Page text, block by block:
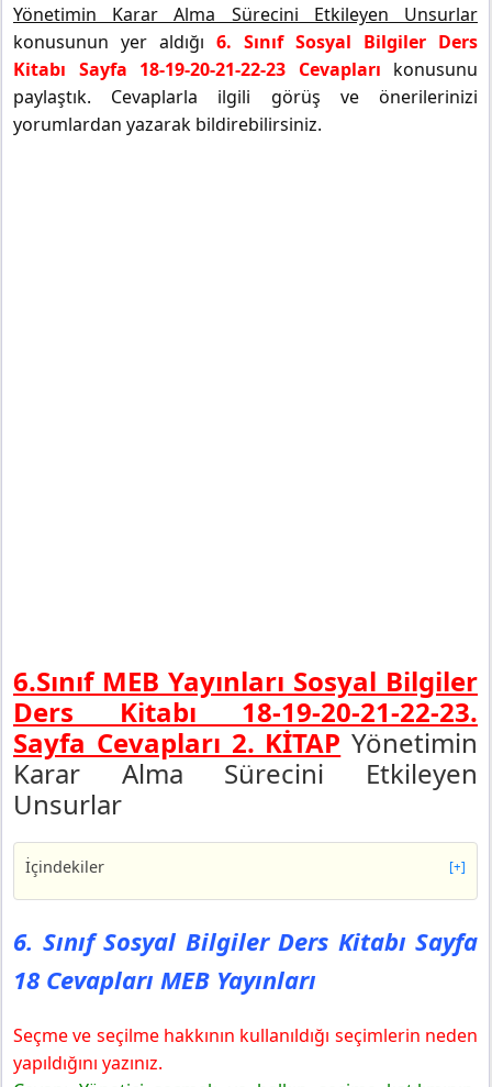
Yönetimin Karar Alma Sürecini Etkileyen Unsurlar
konusunun yer aldığı 6. Sınıf Sosyal Bilgiler Ders
Kitabı Sayfa 18-19-20-21-22-23 Cevapları konusunu
paylaştık. Cevaplarla ilgili görüş ve önerilerinizi
yorumlardan yazarak bildirebilirsiniz.
6.Sınıf MEB Yayınları Sosyal Bilgiler
Ders Kitabı 18-19-20-21-22-23.
Sayfa Cevapları 2. KİTAP Yönetimin
Karar Alma Sürecini Etkileyen
Unsurlar
İçindekiler [+]
6. Sınıf Sosyal Bilgiler Ders Kitabı Sayfa 18 Cevapları
MEB Yayınları
6. Sınıf Sosyal Bilgiler Ders Kitabı Sayfa 19-20
Cevapları MEB Yayınları
MEB Yayınları
Uygulayalım
6. Sınıf Sosyal Bilgiler Ders Kitabı Sayfa
18 Cevapları MEB Yayınları
Seçme ve seçilme hakkının kullanıldığı seçimlerin neden
yapıldığını yazınız.